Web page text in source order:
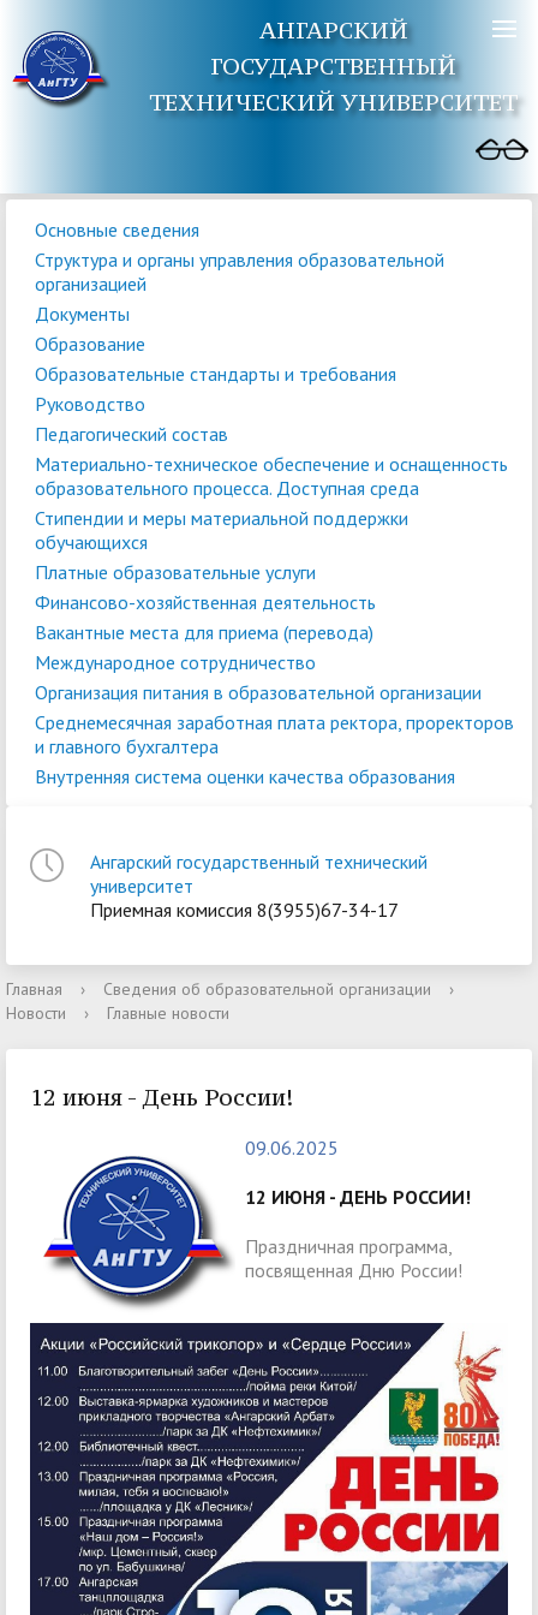
АНГАРСКИЙ
ГОСУДАРСТВЕННЫЙ
ТЕХНИЧЕСКИЙ УНИВЕРСИТЕТ
Основные сведения
Структура и органы управления образовательной
организацией
Документы
Образование
Образовательные стандарты и требования
Руководство
Педагогический состав
Материально-техническое обеспечение и оснащенность
образовательного процесса. Доступная среда
Стипендии и меры материальной поддержки
обучающихся
Платные образовательные услуги
Финансово-хозяйственная деятельность
Вакантные места для приема (перевода)
Международное сотрудничество
Организация питания в образовательной организации
Среднемесячная заработная плата ректора, проректоров
и главного бухгалтера
Внутренняя система оценки качества образования
Ангарский государственный технический
университет
Приемная комиссия 8(3955)67-34-17
Главная › Сведения об образовательной организации
›
Новости
› Главные новости
12 июня - День России!
09.06.2025
12 ИЮНЯ - ДЕНЬ РОССИИ!
Праздничная программа,
посвященная Дню России!